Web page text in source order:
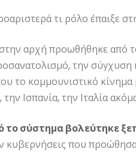
τι ρόλο έπαιξε
αρχή προωθήθηκε από
την σύγχυση
κομμουνιστικό κίνημα
Ισπανία, την Ιταλία
το σύστημα βολεύτηκε
κυβερνήσεις που